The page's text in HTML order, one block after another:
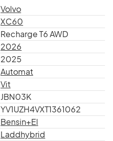
Volvo
XC60
Recharge T6 AWD
2026
2025
Automat
Vit
JBN03K
YV1UZH4VXT1361062
Bensin+El
Laddhybrid